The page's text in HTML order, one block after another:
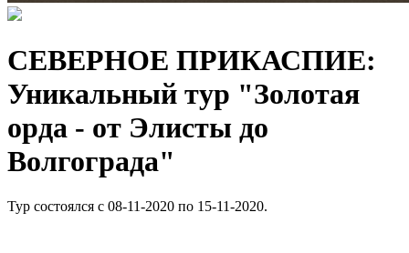
СЕВЕРНОЕ ПРИКАСПИЕ:
Уникальный тур "Золотая
орда - от Элисты до
Волгограда"
Тур состоялся с 08-11-2020 по 15-11-2020.